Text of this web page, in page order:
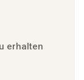
erhalten